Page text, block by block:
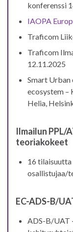
konferenssi
IAOPA
Traficom
Traficom
12.11.2025
Smart Urban
ecosystem –
Helia,
Ilmailun PPL/
teoriakokeet
16 tilaisuutta
osallistujaa/
EC-ADS-B/
ADS-B/UAT